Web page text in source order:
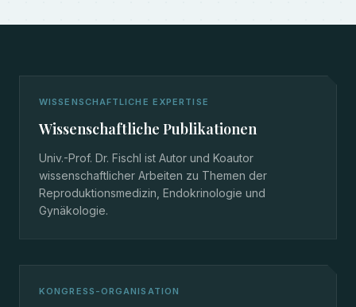
WISSENSCHAFTLICHE EXPERTISE
Wissenschaftliche Publikationen
Univ.-Prof. Dr. Fischl ist Autor und Koautor
wissenschaftlicher Arbeiten zu Themen der
Reproduktionsmedizin, Endokrinologie und
Gynäkologie.
KONGRESS-ORGANISATION